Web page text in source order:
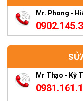
Mr. Phong -
Mr Thạo - Kỹ